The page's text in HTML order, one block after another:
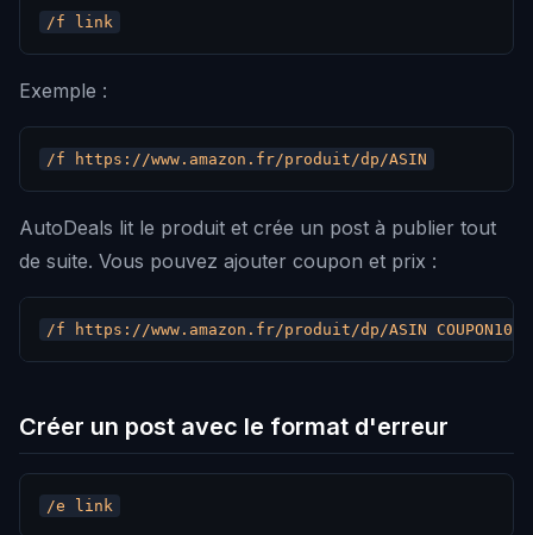
Exemple :
AutoDeals lit le produit et crée un post à publier tout
de suite. Vous pouvez ajouter coupon et prix :
Créer un post avec le format d'erreur